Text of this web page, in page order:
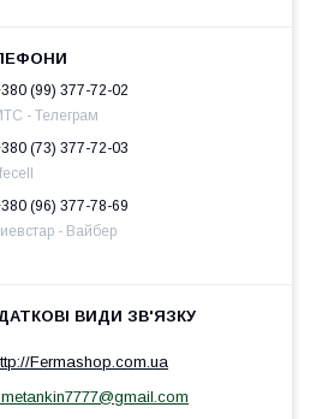
(99) 377-72-02
- Телеграм
(73) 377-72-03
(96) 377-78-69
- Вайбер
Fermashop.com.ua